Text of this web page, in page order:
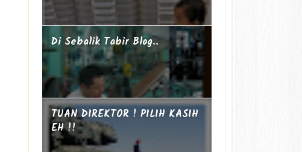
Di Sebalik Tabir Blog..
TUAN DIREKTOR ! PILIH KASIH
EH !!